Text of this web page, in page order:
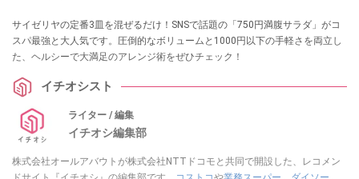
サイゼリヤの定番3皿を混ぜるだけ！SNSで話題の「750円満腹サラダ」がコ
スパ最強と大人気です。圧倒的なボリュームと1000円以下の手軽さを両立し
た、ヘルシーで大満足のアレンジ術をぜひチェック！
イチオシスト
ライター / 編集
イチオシ編集部
株式会社オールアバウトが株式会社NTTドコモと共同で開設した、レコメン